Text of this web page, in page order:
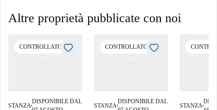
Altre proprietà pubblicate con noi
CONTROLLATO
STANZA■
DISPONIBILE DAL
CONTROLLATO
STANZA■
DISPONIBILE DAL
STANZA■